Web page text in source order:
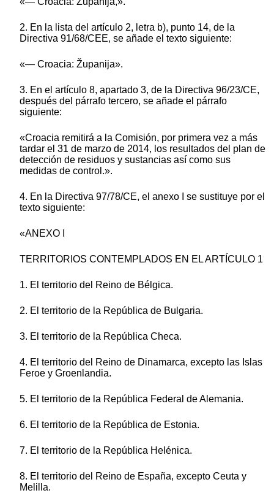
2. En la lista del artículo 2, letra b), punto 14, de la
Directiva 91/68/CEE, se añade el texto siguiente:
«— Croacia: Županija».
3. En el artículo 8, apartado 3, de la Directiva 96/23/CE,
después del párrafo tercero, se añade el párrafo
siguiente:
«Croacia remitirá a la Comisión, por primera vez a más
tardar el 31 de marzo de 2014, los resultados del plan de
detección de residuos y sustancias así como sus
medidas de control.».
4. En la Directiva 97/78/CE, el anexo I se sustituye por el
texto siguiente:
«ANEXO I
TERRITORIOS CONTEMPLADOS EN EL ARTÍCULO 1
1. El territorio del Reino de Bélgica.
2. El territorio de la República de Bulgaria.
3. El territorio de la República Checa.
4. El territorio del Reino de Dinamarca, excepto las Islas
Feroe y Groenlandia.
5. El territorio de la República Federal de Alemania.
6. El territorio de la República de Estonia.
7. El territorio de la República Helénica.
8. El territorio del Reino de España, excepto Ceuta y
Melilla.